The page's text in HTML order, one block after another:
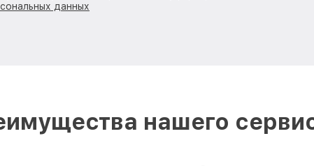
данных
нашего